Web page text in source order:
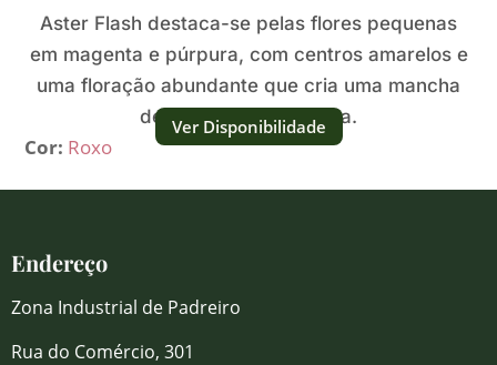
Aster Flash destaca-se pelas flores pequenas
em magenta e púrpura, com centros amarelos e
uma floração abundante que cria uma mancha
de cor viva e texturada.
Cor: Roxo
Ver Disponibilidade
Endereço
Zona Industrial de Padreiro
Rua do Comércio, 301